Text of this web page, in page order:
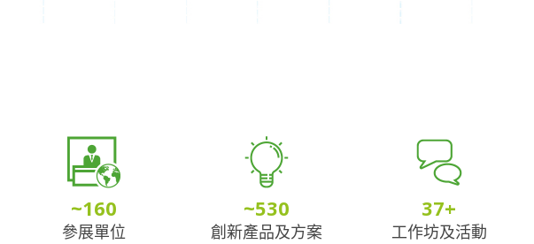
~160
參展單位
~530
創新產品及方案
37+
工作坊及活動